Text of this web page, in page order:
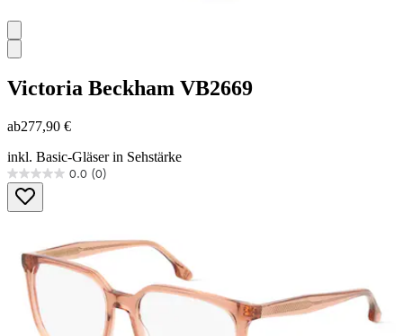
Victoria Beckham VB2669
ab277,90 €
inkl. Basic-Gläser in Sehstärke
0.0 (0)
0.0
von
5